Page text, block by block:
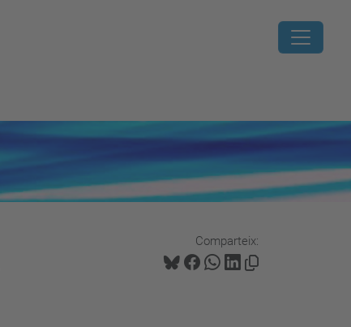
Comparteix: